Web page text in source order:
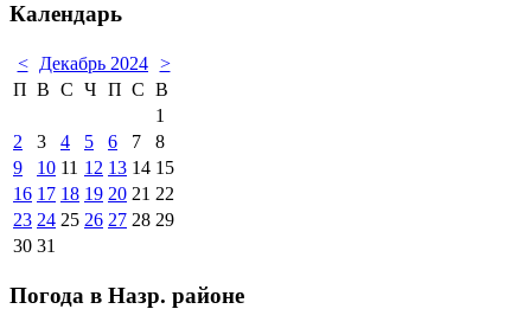
Календарь
< Декабрь 2024 >
П В С Ч П С В
1
2
3 4 5 6 7
8
9
10 11 12 13 14 15
16 17 18 19 20 21 22
23 24 25 26 27 28 29
30 31
Погода в Назр. районе